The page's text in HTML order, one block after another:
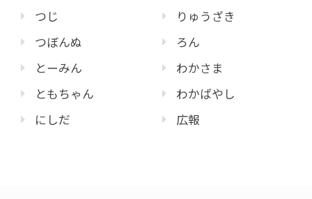
つじ
つぼんぬ
とーみん
ともちゃん
にしだ
りゅうざき
ろん
わかさま
わかばやし
広報